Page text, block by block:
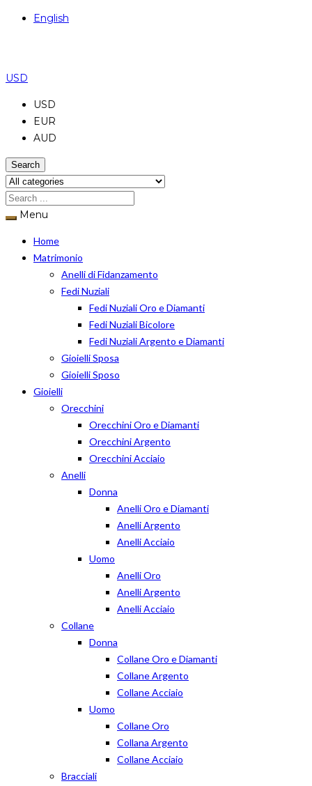
English
USD
USD
EUR
AUD
Search
Menu
Home
Matrimonio
Anelli di Fidanzamento
Fedi Nuziali
Fedi Nuziali Oro e Diamanti
Fedi Nuziali Bicolore
Fedi Nuziali Argento e Diamanti
Gioielli Sposa
Gioielli Sposo
Gioielli
Orecchini
Orecchini Oro e Diamanti
Orecchini Argento
Orecchini Acciaio
Anelli
Donna
Anelli Oro e Diamanti
Anelli Argento
Anelli Acciaio
Uomo
Anelli Oro
Anelli Argento
Anelli Acciaio
Collane
Donna
Collane Oro e Diamanti
Collane Argento
Collane Acciaio
Uomo
Collane Oro
Collana Argento
Collane Acciaio
Bracciali